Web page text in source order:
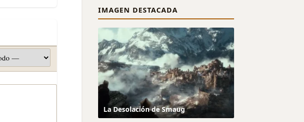
IMAGEN DESTACADA
La Desolación de Smaug